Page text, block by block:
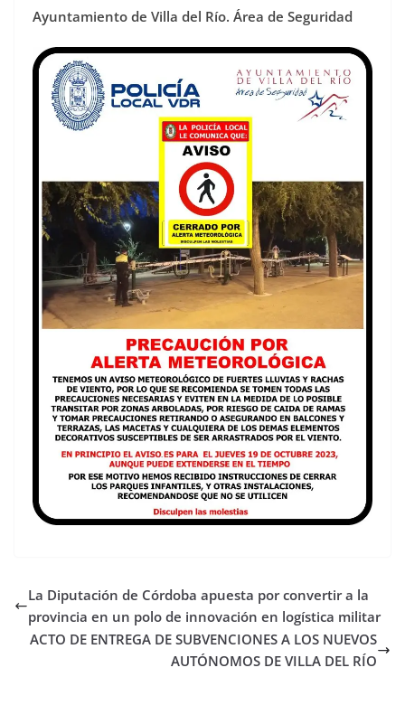
Ayuntamiento de Villa del Río. Área de Seguridad
La Diputación de Córdoba apuesta por convertir a la
provincia en un polo de innovación en logística militar
ACTO DE ENTREGA DE SUBVENCIONES A LOS NUEVOS
AUTÓNOMOS DE VILLA DEL RÍO